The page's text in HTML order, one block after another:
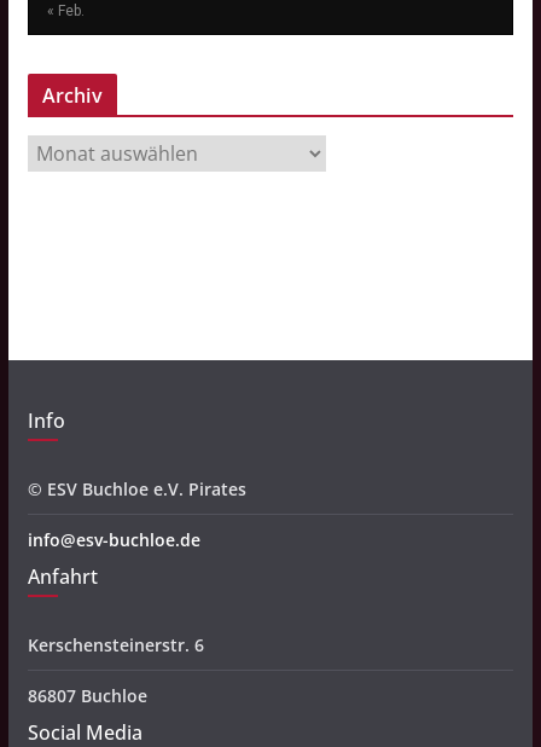
« Feb.
Archiv
r
Info
© ESV Buchloe e.V. Pirates
info@esv-buchloe.de
Anfahrt
Kerschensteinerstr. 6
86807 Buchloe
Social Media